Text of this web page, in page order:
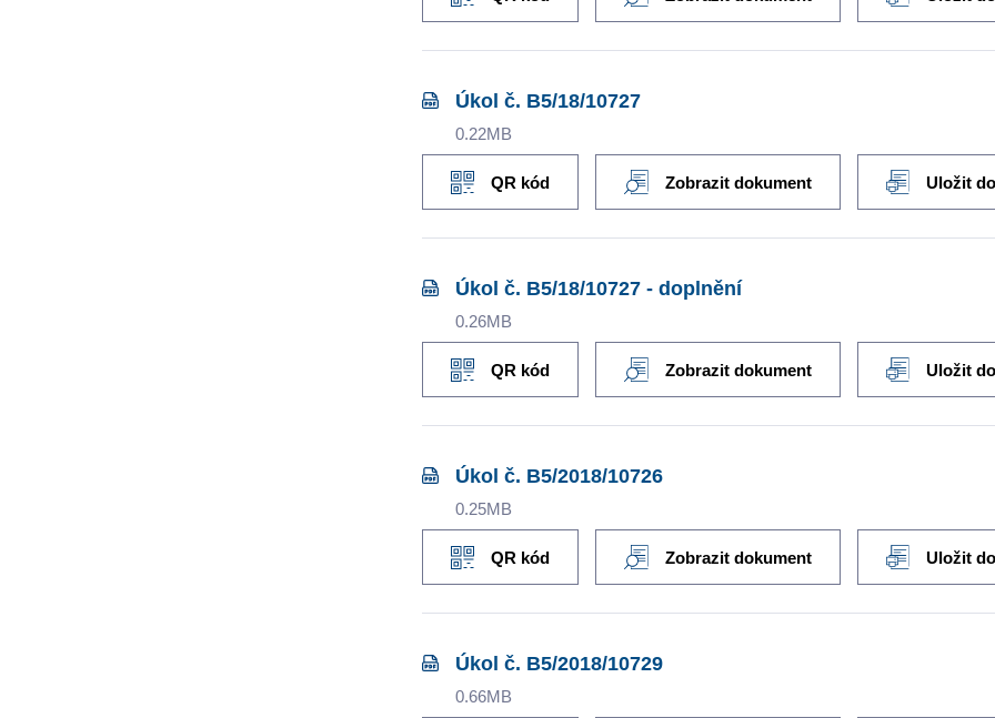
Úkol č. B5/18/10727
0.22MB
QR kód Zobrazit dokument Uložit
Úkol č. B5/18/10727 - doplnění
0.26MB
QR kód Zobrazit dokument Uložit
Úkol č. B5/2018/10726
0.25MB
QR kód Zobrazit dokument Uložit
Úkol č. B5/2018/10729
0.66MB